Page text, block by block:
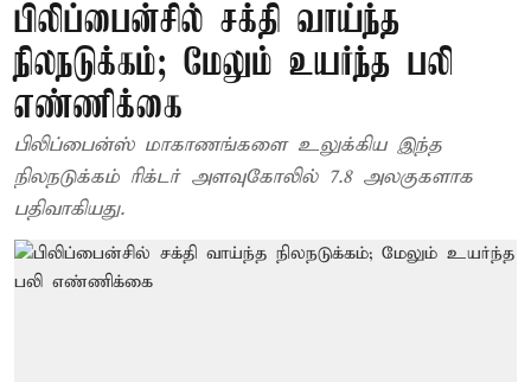
பிலிப்பைன்சில் சக்தி வாய்ந்த
நிலநடுக்கம்; மேலும் உயர்ந்த பலி
எண்ணிக்கை
பிலிப்பைன்ஸ் மாகாணங்களை உலுக்கிய இந்த
நிலநடுக்கம் ரிக்டர் அளவுகோலில் 7.8 அலகுகளாக
பதிவாகியது.